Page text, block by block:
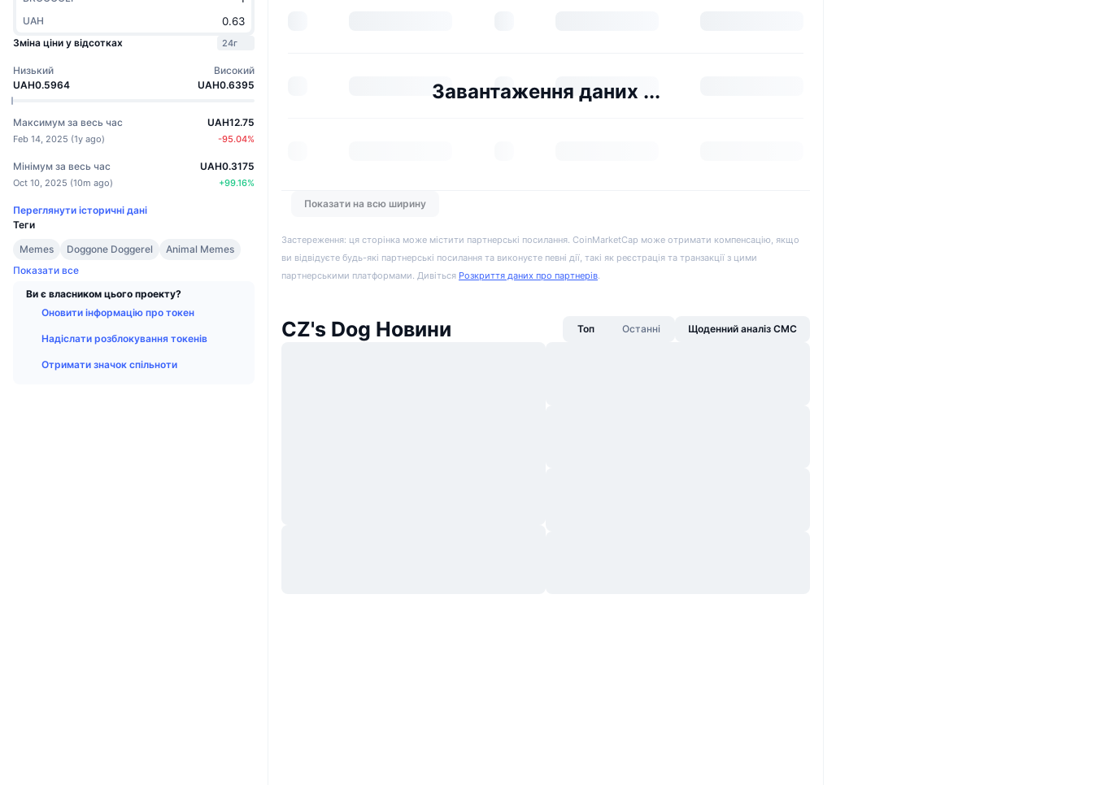
UAH
Зміна ціни у відсотках
24г
Низький
UAH0.5964
Високий
UAH0.6395
Максимум за весь час
Feb 14, 2025 (1y ago)
UAH12.75
-95.04%
Мінімум за весь час
Oct 10, 2025 (10m ago)
UAH0.3175
+99.16%
Переглянути історичні дані
Теги
Memes
Doggone Doggerel
Animal Memes
Показати все
Ви є власником цього проекту?
Оновити інформацію про токен
Надіслати розблокування токенів
Отримати значок спільноти
Завантаження даних ...
Показати на всю ширину
Застереження: ця сторінка може містити партнерські посилання. CoinMarketCap може отримати компенсацію, якщо
ви відвідуєте будь-які партнерські посилання та виконуєте певні дії, такі як реєстрація та транзакції з цими
партнерськими платформами. Дивіться Розкриття даних про партнерів.
CZ's Dog Новини Топ Останні Щоденний аналіз CMC